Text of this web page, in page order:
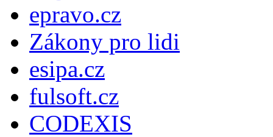
epravo.cz
Zákony pro lidi
esipa.cz
fulsoft.cz
CODEXIS